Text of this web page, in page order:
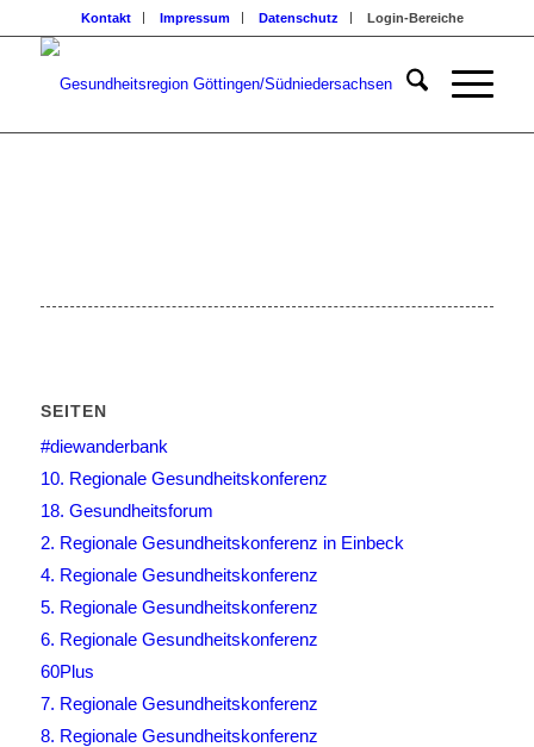
Kontakt Impressum Datenschutz Login-Bereiche
SEITEN
#diewanderbank
10. Regionale Gesundheitskonferenz
18. Gesundheitsforum
2. Regionale Gesundheitskonferenz in Einbeck
4. Regionale Gesundheitskonferenz
5. Regionale Gesundheitskonferenz
6. Regionale Gesundheitskonferenz
60Plus
7. Regionale Gesundheitskonferenz
8. Regionale Gesundheitskonferenz